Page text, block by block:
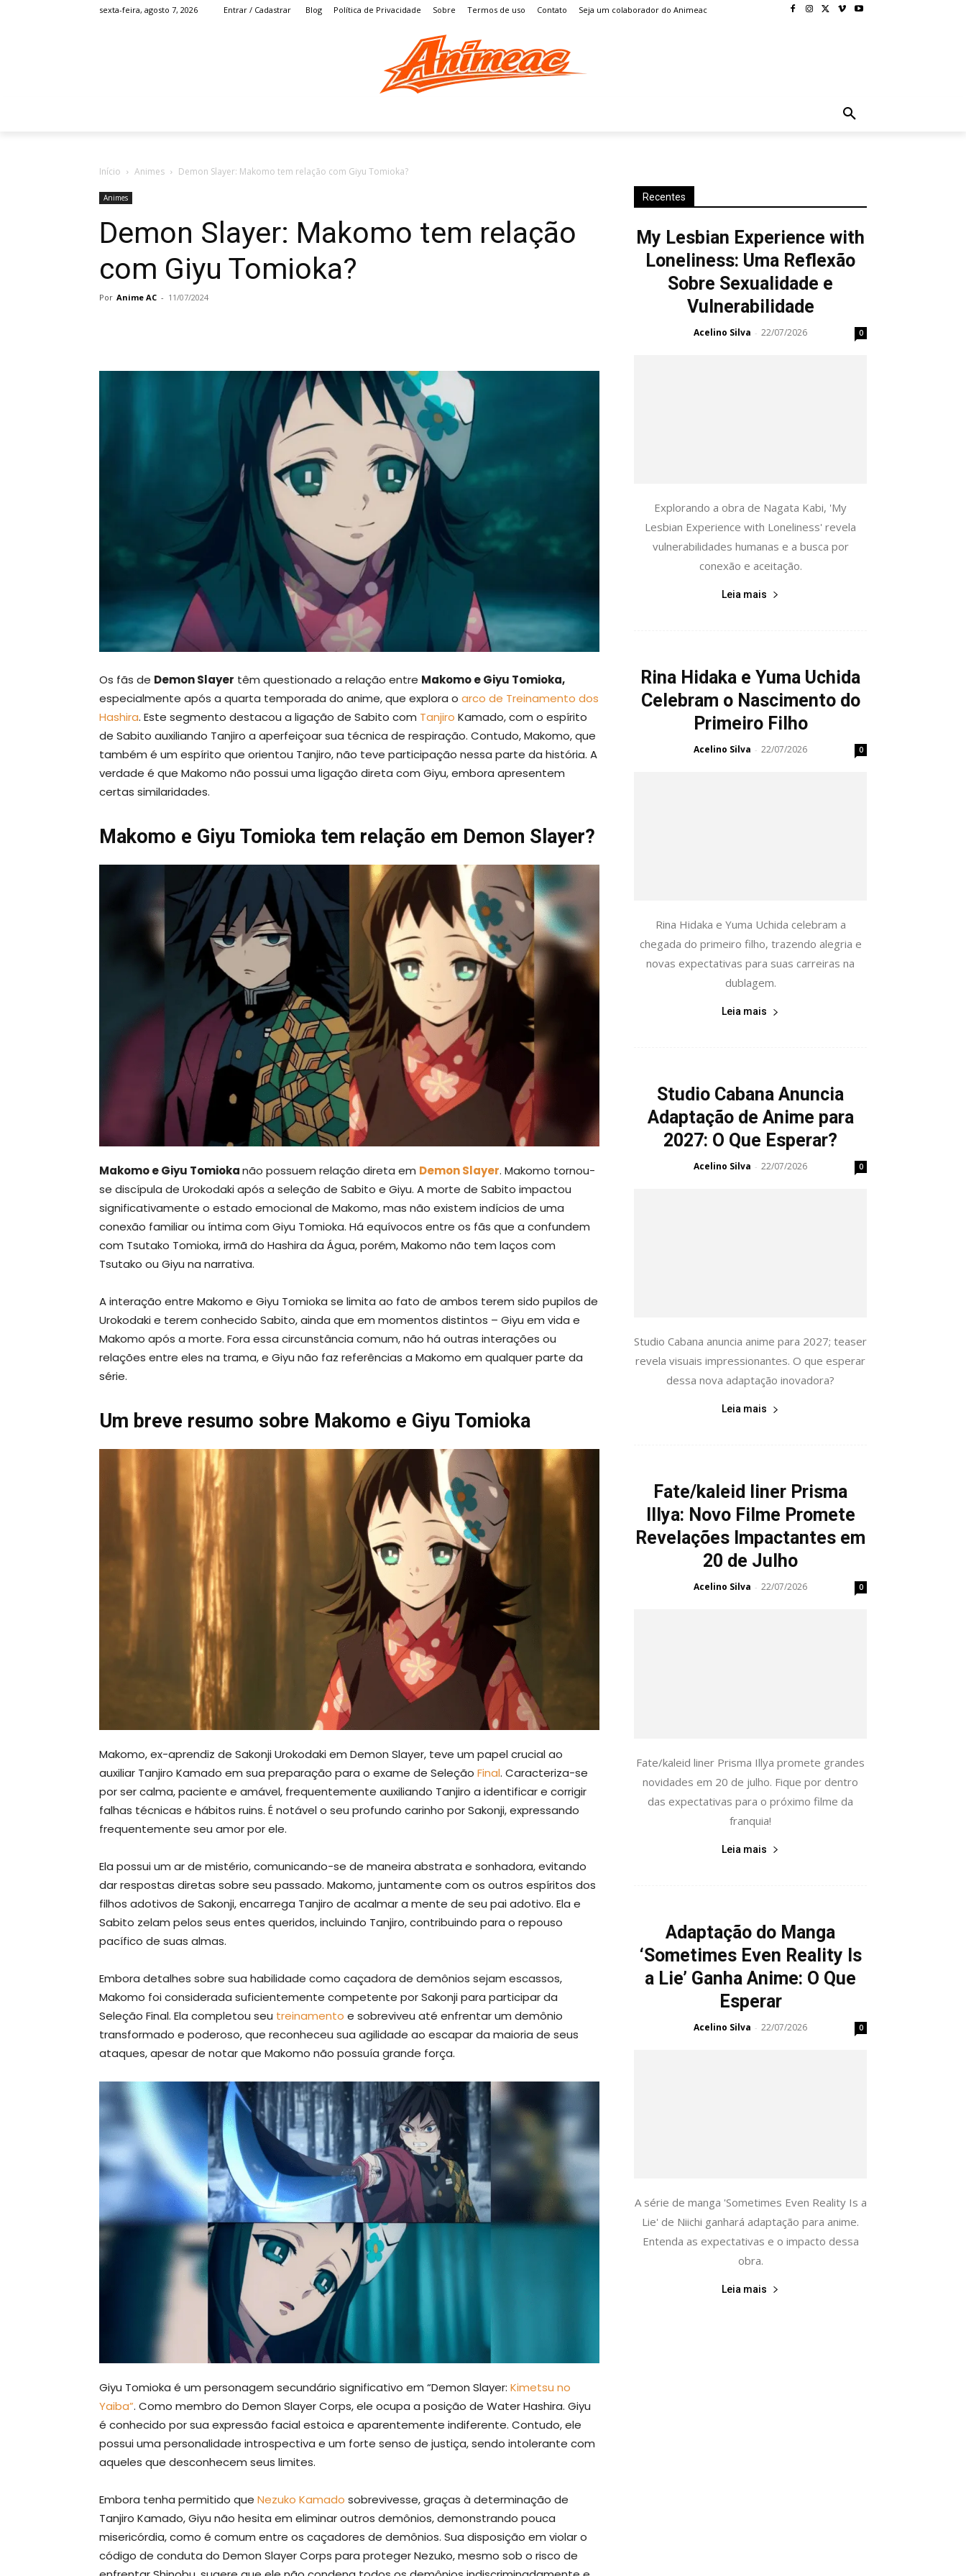
sexta-feira, agosto 7, 2026 Entrar / Cadastrar Blog Política de Privacidade Sobre Termos de uso Contato Seja um colaborador do Animeac
Início Animes Demon Slayer: Makomo tem relação com Giyu Tomioka?
Animes
Demon Slayer: Makomo tem relação
com Giyu Tomioka?
Por Anime AC - 11/07/2024
Os fãs de Demon Slayer têm questionado a relação entre Makomo e Giyu Tomioka,
especialmente após a quarta temporada do anime, que explora o arco de Treinamento dos
Hashira. Este segmento destacou a ligação de Sabito com Tanjiro Kamado, com o espírito
de Sabito auxiliando Tanjiro a aperfeiçoar sua técnica de respiração. Contudo, Makomo, que
também é um espírito que orientou Tanjiro, não teve participação nessa parte da história. A
verdade é que Makomo não possui uma ligação direta com Giyu, embora apresentem
certas similaridades.
Makomo e Giyu Tomioka tem relação em Demon Slayer?
Makomo e Giyu Tomiokanão possuem relação direta em Demon Slayer. Makomo tornou-
se discípula de Urokodaki após a seleção de Sabito e Giyu. A morte de Sabito impactou
significativamente o estado emocional de Makomo, mas não existem indícios de uma
conexão familiar ou íntima com Giyu Tomioka. Há equívocos entre os fãs que a confundem
com Tsutako Tomioka, irmã do Hashira da Água, porém, Makomo não tem laços com
Tsutako ou Giyu na narrativa.
A interação entre Makomo e Giyu Tomioka se limita ao fato de ambos terem sido pupilos de
Urokodaki e terem conhecido Sabito, ainda que em momentos distintos – Giyu em vida e
Makomo após a morte. Fora essa circunstância comum, não há outras interações ou
relações entre eles na trama, e Giyu não faz referências a Makomo em qualquer parte da
série.
Um breve resumo sobre Makomo e Giyu Tomioka
Makomo, ex-aprendiz de Sakonji Urokodaki em Demon Slayer, teve um papel crucial ao
auxiliar Tanjiro Kamado em sua preparação para o exame de Seleção Final. Caracteriza-se
por ser calma, paciente e amável, frequentemente auxiliando Tanjiro a identificar e corrigir
falhas técnicas e hábitos ruins. É notável o seu profundo carinho por Sakonji, expressando
frequentemente seu amor por ele.
Ela possui um ar de mistério, comunicando-se de maneira abstrata e sonhadora, evitando
dar respostas diretas sobre seu passado. Makomo, juntamente com os outros espíritos dos
filhos adotivos de Sakonji, encarrega Tanjiro de acalmar a mente de seu pai adotivo. Ela e
Sabito zelam pelos seus entes queridos, incluindo Tanjiro, contribuindo para o repouso
pacífico de suas almas.
Embora detalhes sobre sua habilidade como caçadora de demônios sejam escassos,
Makomo foi considerada suficientemente competente por Sakonji para participar da
Seleção Final. Ela completou seu treinamento e sobreviveu até enfrentar um demônio
transformado e poderoso, que reconheceu sua agilidade ao escapar da maioria de seus
ataques, apesar de notar que Makomo não possuía grande força.
Giyu Tomioka é um personagem secundário significativo em “Demon Slayer: Kimetsu no
Yaiba”. Como membro do Demon Slayer Corps, ele ocupa a posição de Water Hashira. Giyu
é conhecido por sua expressão facial estoica e aparentemente indiferente. Contudo, ele
possui uma personalidade introspectiva e um forte senso de justiça, sendo intolerante com
aqueles que desconhecem seus limites.
Embora tenha permitido que Nezuko Kamado sobrevivesse, graças à determinação de
Tanjiro Kamado, Giyu não hesita em eliminar outros demônios, demonstrando pouca
misericórdia, como é comum entre os caçadores de demônios. Sua disposição em violar o
código de conduta do Demon Slayer Corps para proteger Nezuko, mesmo sob o risco de
Recentes
My Lesbian Experience with
Loneliness: Uma Reflexão
Sobre Sexualidade e
Vulnerabilidade
Acelino Silva - 22/07/2026 0
Explorando a obra de Nagata Kabi, 'My
Lesbian Experience with Loneliness' revela
vulnerabilidades humanas e a busca por
conexão e aceitação.
Leia mais
Rina Hidaka e Yuma Uchida
Celebram o Nascimento do
Primeiro Filho
Acelino Silva - 22/07/2026 0
Rina Hidaka e Yuma Uchida celebram a
chegada do primeiro filho, trazendo alegria e
novas expectativas para suas carreiras na
dublagem.
Leia mais
Studio Cabana Anuncia
Adaptação de Anime para
2027: O Que Esperar?
Acelino Silva - 22/07/2026 0
Studio Cabana anuncia anime para 2027; teaser
revela visuais impressionantes. O que esperar
dessa nova adaptação inovadora?
Leia mais
Fate/kaleid liner Prisma
Illya: Novo Filme Promete
Revelações Impactantes em
20 de Julho
Acelino Silva - 22/07/2026 0
Fate/kaleid liner Prisma Illya promete grandes
novidades em 20 de julho. Fique por dentro
das expectativas para o próximo filme da
franquia!
Leia mais
Adaptação do Manga
‘Sometimes Even Reality Is
a Lie’ Ganha Anime: O Que
Esperar
Acelino Silva - 22/07/2026 0
A série de manga 'Sometimes Even Reality Is a
Lie' de Niichi ganhará adaptação para anime.
Entenda as expectativas e o impacto dessa
obra.
Leia mais